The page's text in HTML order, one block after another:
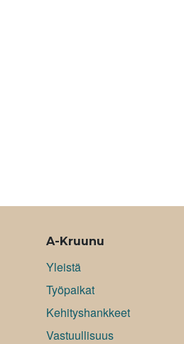
A-Kruunu
Yleistä
Työpaikat
Kehityshankkeet
Vastuullisuus